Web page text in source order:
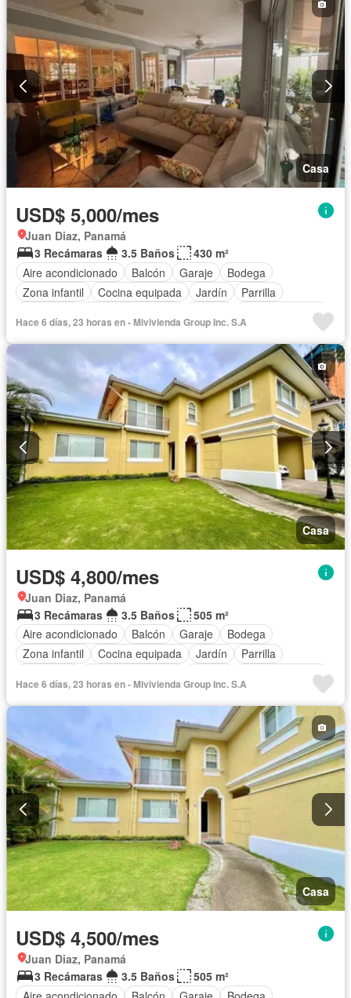
Casa
USD$ 5,000/mes
Juan Diaz, Panamá
3 Recámaras
3.5 Baños
430 m²
Aire acondicionado
Balcón Garaje
Bodega
Zona infantil
Cocina equipada Jardín
Parrilla
Cancha de tenis
Patio
Hace 6 días, 23 horas en - Mivivienda Group Inc. S.A
Casa
USD$ 4,800/mes
Juan Diaz, Panamá
3 Recámaras
3.5 Baños
505 m²
Aire acondicionado
Balcón Garaje
Bodega
Zona infantil
Cocina equipada Jardín
Parrilla
Cancha de tenis
Patio
Hace 6 días, 23 horas en - Mivivienda Group Inc. S.A
Casa
USD$ 4,500/mes
Juan Diaz, Panamá
3 Recámaras
3.5 Baños
505 m²